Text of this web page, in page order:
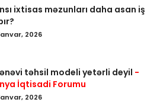
ixtisas məzunları daha asan iş
2026
təhsil modeli yetərli deyil -
İqtisadi Forumu
2026